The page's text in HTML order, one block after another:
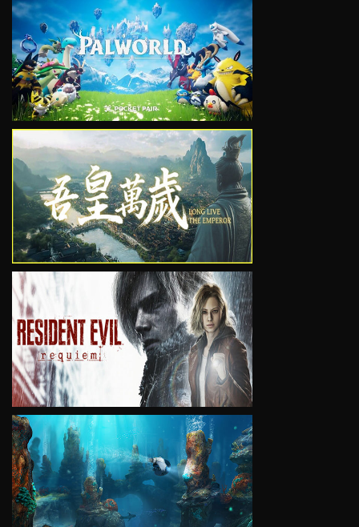
VIEW
VIEW
VIEW
VIEW